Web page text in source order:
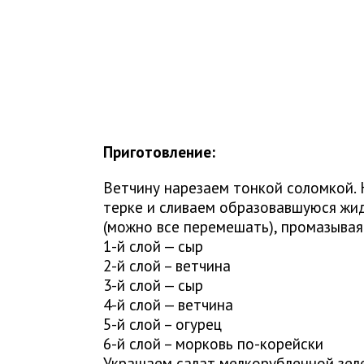
Приготовление:
Ветчину нарезаем тонкой
терке и сливаем образовавшуюся
(можно все перемешать),
1-й слой — сыр
2-й слой – ветчина
3-й слой — сыр
4-й слой — ветчина
5-й слой – огурец
6-й слой – морковь по-корейски